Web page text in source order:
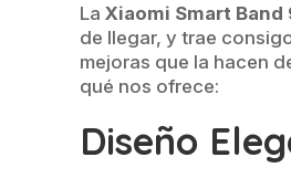
LaXiaomi Smart Band
de llegar, y trae
mejoras que la hacen
qué nos ofrece:
Diseño